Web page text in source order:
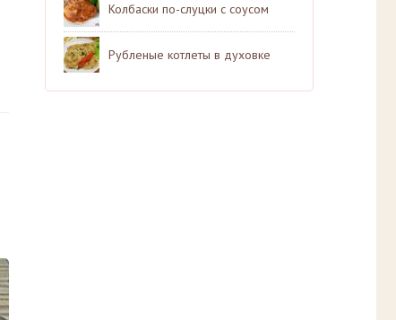
Колбаски по-слуцки с соусом
Рубленые котлеты в духовке